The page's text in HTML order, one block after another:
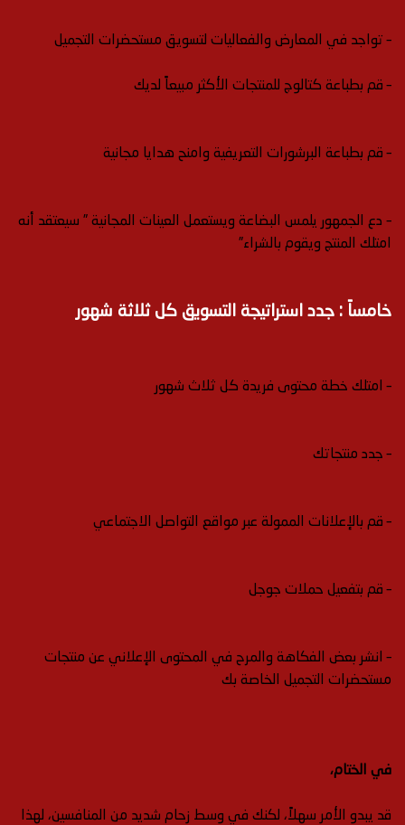
– تواجد في المعارض والفعاليات لتسويق مستحضرات التجميل
– قم بطباعة كتالوج للمنتجات الأكثر مبيعاً لديك
– قم بطباعة البرشورات التعريفية وامنح هدايا مجانية
– دع الجمهور يلمس البضاعة ويستعمل العينات المجانية ” سيعتقد أنه
امتلك المنتج ويقوم بالشراء”
خامساً : جدد استراتيجة التسويق كل ثلاثة شهور
– امتلك خطة محتوى فريدة كل ثلاث شهور
– جدد منتجاتك
– قم بالإعلانات الممولة عبر مواقع التواصل الاجتماعي
– قم بتفعيل حملات جوجل
– انشر بعض الفكاهة والمرح في المحتوى الإعلاني عن منتجات
مستحضرات التجميل الخاصة بك
في الختام،
قد يبدو الأمر سهلاً، لكنك في وسط زحام شديد من المنافسين، لهذا